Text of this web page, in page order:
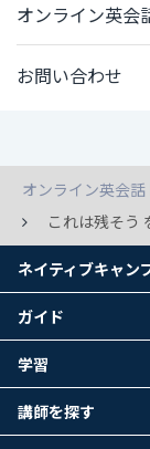
オンライン英会
お問い合わせ
オンライン英会
これは残そう
ネイティブキャン
ガイド
学習
講師を探す